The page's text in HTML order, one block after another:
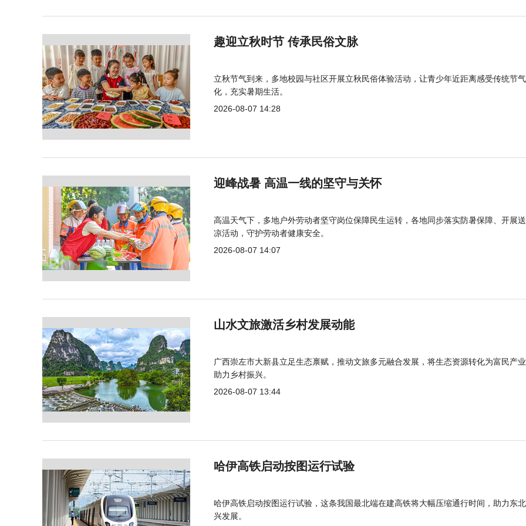
趣迎立秋时节 传承民俗文脉
立秋节气到来，多地校园与社区开展立秋民俗体验活动，让青少年近距离感受传统节
化，充实暑期生活。
2026-08-07 14:28
迎峰战暑 高温一线的坚守与关怀
高温天气下，多地户外劳动者坚守岗位保障民生运转，各地同步落实防暑保障、开展
凉活动，守护劳动者健康安全。
2026-08-07 14:07
山水文旅激活乡村发展动能
广西崇左市大新县立足生态禀赋，推动文旅多元融合发展，将生态资源转化为富民产
助力乡村振兴。
2026-08-07 13:44
哈伊高铁启动按图运行试验
哈伊高铁启动按图运行试验，这条我国最北端在建高铁将大幅压缩通行时间，助力东
兴发展。